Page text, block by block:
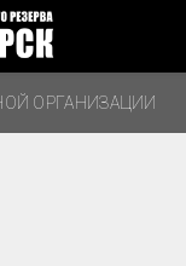
ОРГАНИЗАЦИИ